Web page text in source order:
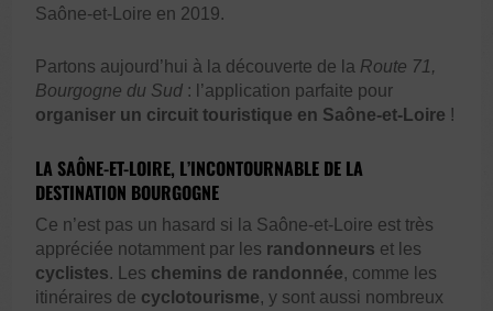
Saône-et-Loire en 2019.
Partons aujourd’hui à la découverte de la Route 71,
Bourgogne du Sud : l’application parfaite pour
organiser un circuit touristique en Saône-et-Loire !
LA SAÔNE-ET-LOIRE, L’INCONTOURNABLE DE LA
DESTINATION BOURGOGNE
Ce n’est pas un hasard si la Saône-et-Loire est très
appréciée notamment par les randonneurs et les
cyclistes. Les chemins de randonnée, comme les
itinéraires de cyclotourisme, y sont aussi nombreux